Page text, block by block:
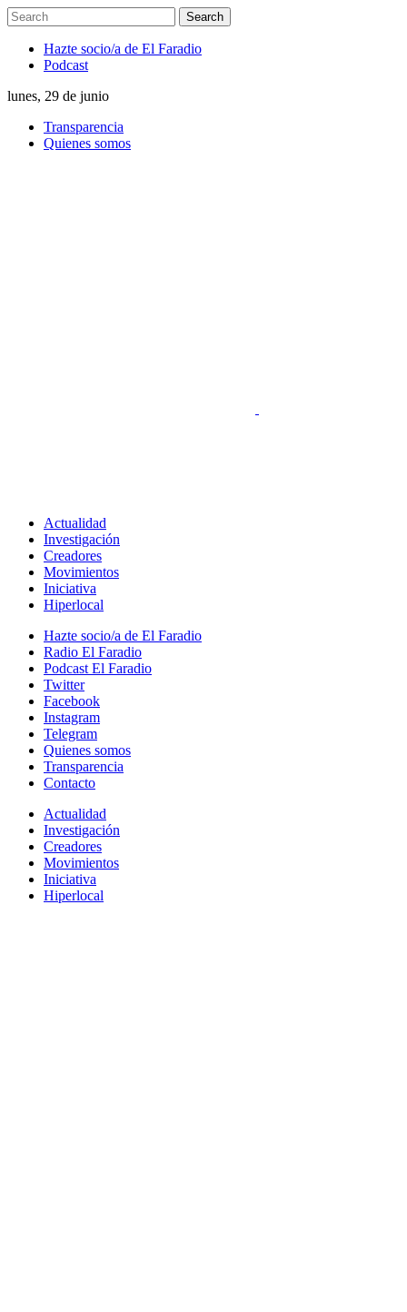
Hazte socio/a de El Faradio
Podcast
lunes, 29 de junio
Transparencia
Quienes somos
Actualidad
Investigación
Creadores
Movimientos
Iniciativa
Hiperlocal
Hazte socio/a de El Faradio
Radio El Faradio
Podcast El Faradio
Twitter
Facebook
Instagram
Telegram
Quienes somos
Transparencia
Contacto
Actualidad
Investigación
Creadores
Movimientos
Iniciativa
Hiperlocal